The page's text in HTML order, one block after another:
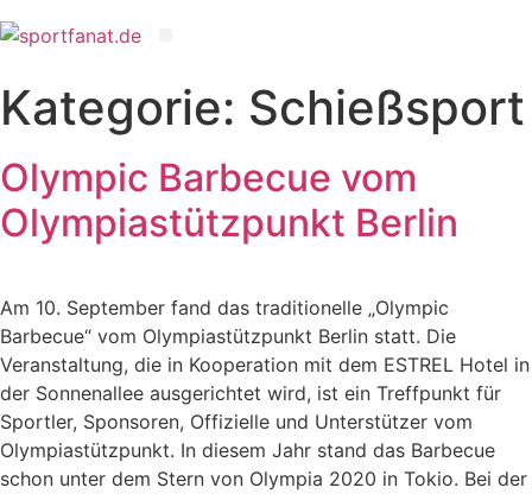
Kategorie: Schießsport
Olympic Barbecue vom
Olympiastützpunkt Berlin
Am 10. September fand das traditionelle „Olympic
Barbecue“ vom Olympiastützpunkt Berlin statt. Die
Veranstaltung, die in Kooperation mit dem ESTREL Hotel in
der Sonnenallee ausgerichtet wird, ist ein Treffpunkt für
Sportler, Sponsoren, Offizielle und Unterstützer vom
Olympiastützpunkt. In diesem Jahr stand das Barbecue
schon unter dem Stern von Olympia 2020 in Tokio. Bei der